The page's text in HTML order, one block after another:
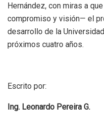
Hernández, con miras a
compromiso y visión— el
desarrollo de la
próximos cuatro años.
Escrito por:
Ing. Leonardo Pereira G.